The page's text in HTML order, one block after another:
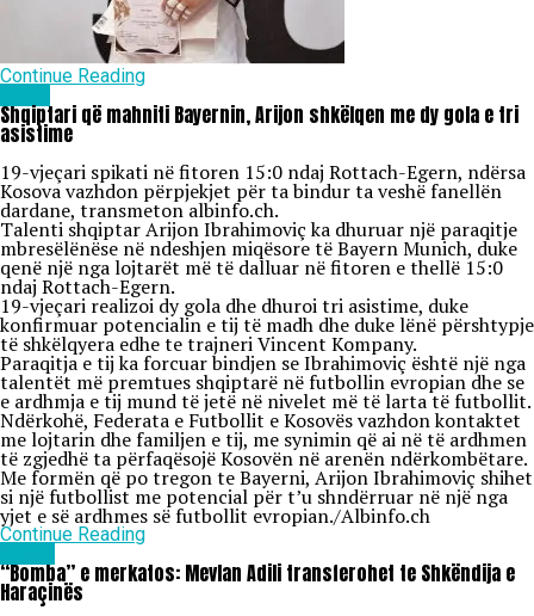
Continue Reading
Shqiptari që mahniti Bayernin, Arijon shkëlqen me dy gola e tri
asistime
19-vjeçari spikati në fitoren 15:0 ndaj Rottach-Egern, ndërsa
Kosova vazhdon përpjekjet për ta bindur ta veshë fanellën
dardane, transmeton albinfo.ch.
Talenti shqiptar Arijon Ibrahimoviç ka dhuruar një paraqitje
mbresëlënëse në ndeshjen miqësore të Bayern Munich, duke
qenë një nga lojtarët më të dalluar në fitoren e thellë 15:0
ndaj Rottach-Egern.
19-vjeçari realizoi dy gola dhe dhuroi tri asistime, duke
konfirmuar potencialin e tij të madh dhe duke lënë përshtypje
të shkëlqyera edhe te trajneri Vincent Kompany.
Paraqitja e tij ka forcuar bindjen se Ibrahimoviç është një nga
talentët më premtues shqiptarë në futbollin evropian dhe se
e ardhmja e tij mund të jetë në nivelet më të larta të futbollit.
Ndërkohë, Federata e Futbollit e Kosovës vazhdon kontaktet
me lojtarin dhe familjen e tij, me synimin që ai në të ardhmen
të zgjedhë ta përfaqësojë Kosovën në arenën ndërkombëtare.
Me formën që po tregon te Bayerni, Arijon Ibrahimoviç shihet
si një futbollist me potencial për t’u shndërruar në një nga
yjet e së ardhmes së futbollit evropian./Albinfo.ch
Continue Reading
“Bomba” e merkatos: Mevlan Adili transferohet te Shkëndija e
Haraçinës